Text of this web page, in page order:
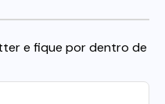
e fique por dentro de